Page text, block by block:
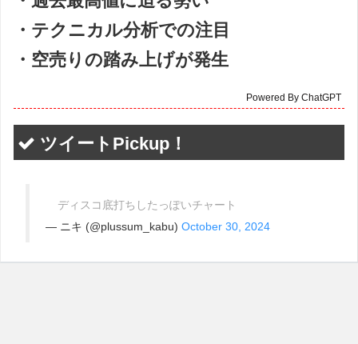
・テクニカル分析での注目
・空売りの踏み上げが発生
Powered By ChatGPT
ツイートPickup！
ディスコ底打ちしたっぽいチャート
— ニキ (@plussum_kabu) October 30, 2024